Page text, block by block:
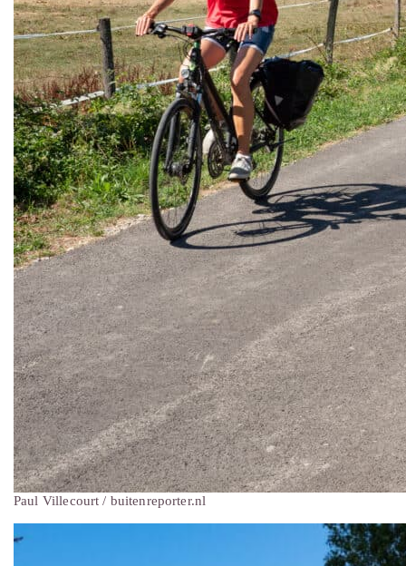
Paul Villecourt / buitenreporter.nl